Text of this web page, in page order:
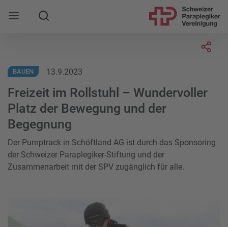
Mobile Navigation öffnen
Suche
BAUEN 13.9.2023
Freizeit im Rollstuhl – Wundervoller
Platz der Bewegung und der
Begegnung
Der Pumptrack in Schöftland AG ist durch das Sponsoring
der Schweizer Paraplegiker-Stiftung und der
Zusammenarbeit mit der SPV zugänglich für alle.